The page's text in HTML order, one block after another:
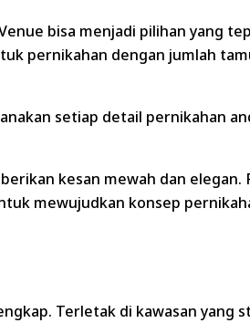
bisa menjadi pilihan yang
pernikahan dengan jumlah
setiap detail pernikahan
kesan mewah dan elegan.
mewujudkan konsep
Terletak di kawasan yang